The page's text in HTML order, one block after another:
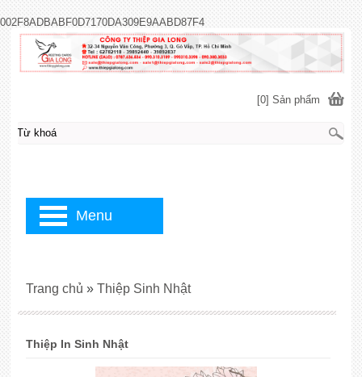
002F8ADBABF0D7170DA309E9AABD87F4
Thiệp In Sinh Nhật
Trang chủ » Thiệp Sinh Nhật
[0] Sản phẩm
Menu